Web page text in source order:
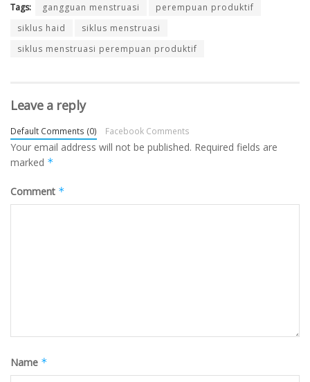
Tags: gangguan menstruasi
perempuan produktif
siklus haid
siklus menstruasi
siklus menstruasi perempuan produktif
Leave a reply
Default Comments (0) Facebook Comments
Your email address will not be published. Required fields are
marked *
Comment *
Name *